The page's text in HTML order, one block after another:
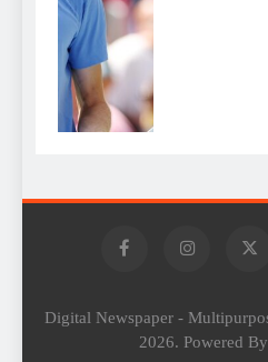
Digital Newspaper -
2026. Powered By